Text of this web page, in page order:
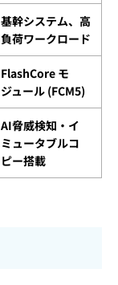
基幹システム、高
負荷ワークロード
FlashCore モ
ジュール (FCM5)
AI脅威検知・イ
ミュータブルコ
ピー搭載